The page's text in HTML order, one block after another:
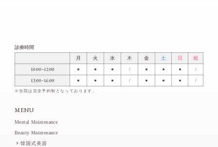
診療時間
月
火 水 木 金 土 日 祝
10:00~12:00 ● ● ● / ● ● ● /
13:00~16:00 ● ● ● / ● ● ● /
※当院は完全予約制となっております。
MENU
Mental Maintenance
Beauty Maintenance
韓国式美容